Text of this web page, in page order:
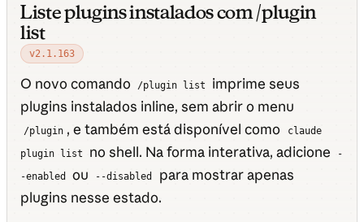
Liste plugins instalados com /plugin
list
v2.1.163
O novo comando /plugin list
imprime seus
plugins instalados inline, sem abrir o menu
/plugin , e também está disponível como
claude
plugin list
no shell. Na forma interativa, adicione
-
-enabled
ou --disabled
para mostrar apenas
plugins nesse estado.